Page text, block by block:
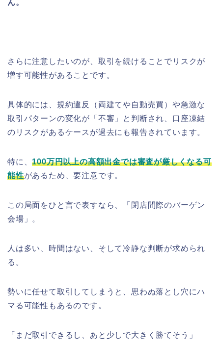
ん。
さらに注意したいのが、取引を続けることでリスクが
増す可能性があることです。
具体的には、規約違反（両建てや自動売買）や急激な
取引パターンの変化が「不審」と判断され、口座凍結
のリスクがあるケースが過去にも報告されています。
特に、100万円以上の高額出金では審査が厳しくなる可
能性があるため、要注意です。
この局面をひと言で表すなら、「閉店間際のバーゲン
会場」。
人は多い、時間はない、そして冷静な判断が求められ
る。
勢いに任せて取引してしまうと、思わぬ落とし穴にハ
マる可能性もあるのです。
「まだ取引できるし、あと少しで大きく勝てそう」